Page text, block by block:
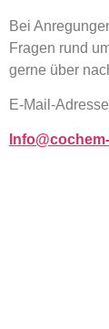
Bei
Fragen rund
gerne über
E-Mail-